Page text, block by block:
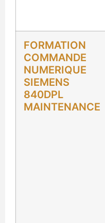
FORMATION
COMMANDE
NUMERIQUE
SIEMENS
840DPL
MAINTENANCE